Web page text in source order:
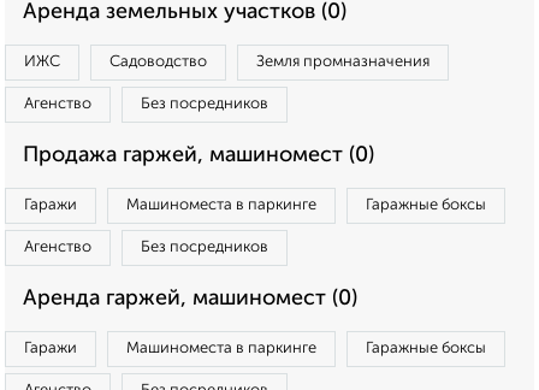
Аренда земельных участков (0)
ИЖС Садоводство Земля промназначения
Агенство Без посредников
Продажа гаржей, машиномест (0)
Гаражи Машиноместа в паркинге Гаражные боксы
Агенство Без посредников
Аренда гаржей, машиномест (0)
Гаражи Машиноместа в паркинге Гаражные боксы